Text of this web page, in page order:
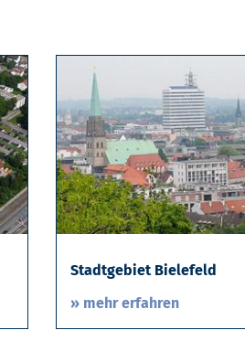
Stadtgebiet Bielefeld
» mehr erfahren